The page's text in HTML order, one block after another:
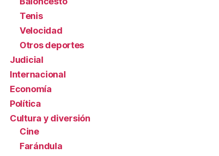
Tenis
Velocidad
Otros deportes
Judicial
Internacional
Economía
Política
Cultura y diversión
Cine
Farándula